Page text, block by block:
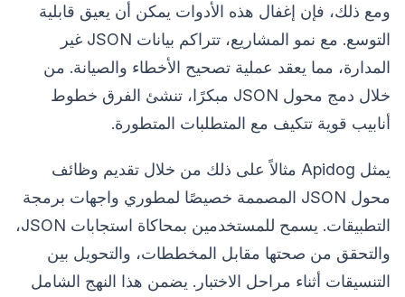
ومع ذلك، فإن إغفال هذه الأدوات يمكن أن يعيق قابلية
التوسع. مع نمو المشاريع، تتراكم بيانات JSON غير
المدارة، مما يعقد عملية تصحيح الأخطاء والصيانة. من
خلال دمج محول JSON مبكرًا، تنشئ الفرق خطوط
أنابيب قوية تتكيف مع المتطلبات المتطورة.
يمثل Apidog مثالاً على ذلك من خلال تقديم وظائف
محول JSON المصممة خصيصًا لمطوري واجهات برمجة
التطبيقات. يسمح للمستخدمين بمحاكاة استجابات JSON،
والتحقق من صحتها مقابل المخططات، والتحويل بين
التنسيقات أثناء مراحل الاختبار. يضمن هذا النهج الشامل